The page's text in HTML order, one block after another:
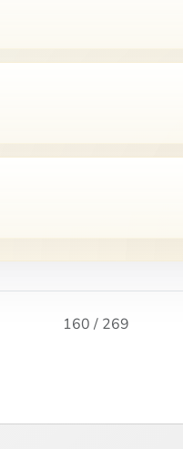
160 / 269